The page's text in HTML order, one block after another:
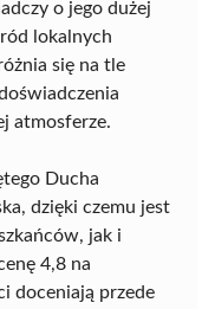
o jego dużej
lokalnych
się na tle
atmosferze.
Ducha
dzięki czemu jest
jak i
4,8 na
doceniają przede